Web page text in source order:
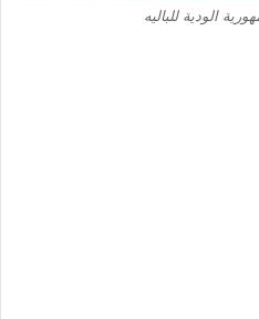
الودية للباليه